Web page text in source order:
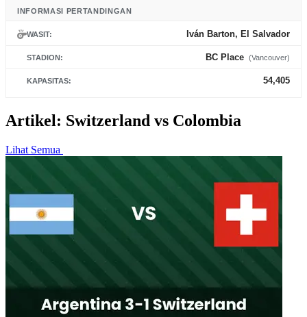
INFORMASI PERTANDINGAN
WASIT: Iván Barton, El Salvador
STADION: BC Place (Vancouver)
KAPASITAS: 54,405
Artikel: Switzerland vs Colombia
Lihat Semua